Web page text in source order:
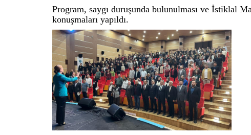
Program, saygı duruşunda bulunulması ve İstiklal
konuşmaları yapıldı.